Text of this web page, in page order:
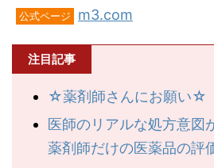
公式ページ m3.com
注目記事
☆薬剤師さんにお願い☆
医師のリアルな処方意図
薬剤師だけの医薬品の評